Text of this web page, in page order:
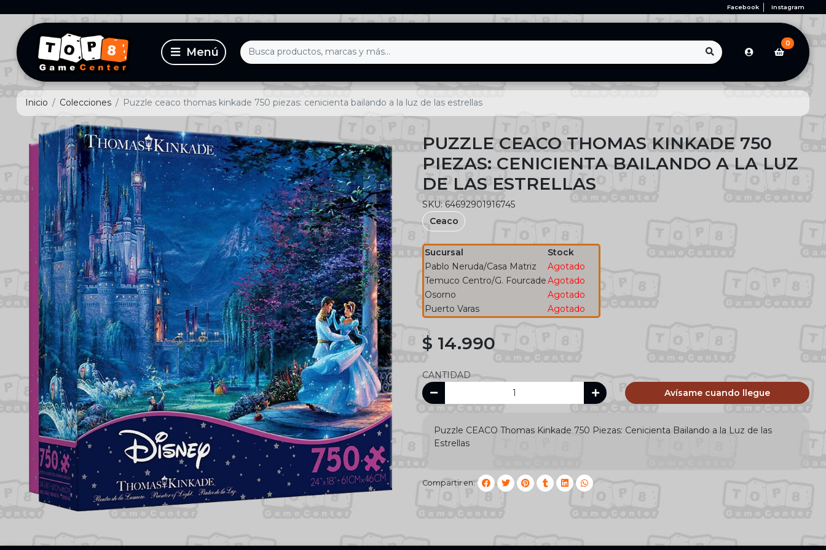
Facebook Instagram
0
Inicio Colecciones Puzzle ceaco thomas kinkade 750 piezas: cenicienta bailando a la luz de las estrellas
PUZZLE CEACO THOMAS KINKADE 750
PIEZAS: CENICIENTA BAILANDO A LA LUZ
DE LAS ESTRELLAS
SKU: 64692901916745
Ceaco
Sucursal
Stock
Pablo Neruda/Casa Matriz
Agotado
Temuco Centro/G. FourcadeAgotado
Osorno
Agotado
Puerto Varas
Agotado
$ 14.990
CANTIDAD
Avísame cuando llegue
Puzzle CEACO Thomas Kinkade 750 Piezas: Cenicienta Bailando a la Luz de las
Estrellas
Compartir en: